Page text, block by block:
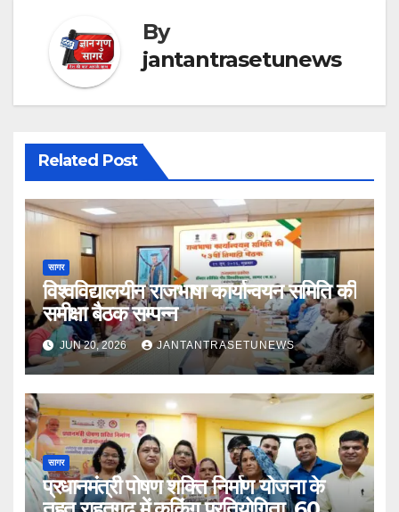
By
jantantrasetunews
Related Post
सागर
विश्वविद्यालयीन राजभाषा कार्यान्वयन समिति की
समीक्षा बैठक सम्पन्न
JUN 20, 2026 JANTANTRASETUNEWS
सागर
प्रधानमंत्री पोषण शक्ति निर्माण योजना के